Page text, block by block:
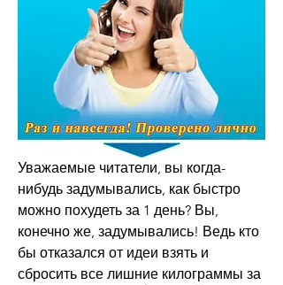
Уважаемые читатели, вы когда-
нибудь задумывались, как быстро
можно похудеть за 1 день? Вы,
конечно же, задумывались! Ведь кто
бы отказался от идеи взять и
сбросить все лишние килограммы за